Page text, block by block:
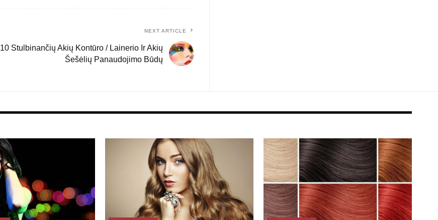
NEXT ARTICLE
10 Stulbinančių Akių Kontūro / Lainerio Ir Akių
Šešėlių Panaudojimo Būdų